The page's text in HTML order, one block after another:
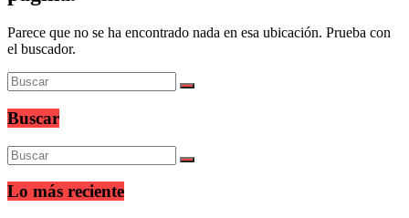
Magazine
de
Publicidad,
Mercadeo
y
Medios
de
la
Blue
Colombia
y
Parece que no se ha encontrado nada en esa ubicación. Prueba con
el buscador.
Buscar
Lo más reciente